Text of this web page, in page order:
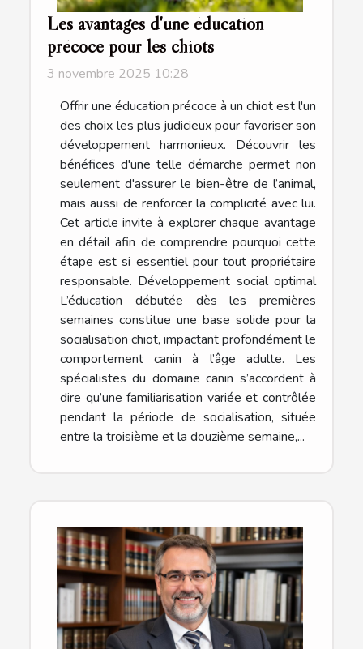
Les avantages d'une éducation
précoce pour les chiots
3 novembre 2025 10:28
Offrir une éducation précoce à un chiot est l'un
des choix les plus judicieux pour favoriser son
développement harmonieux. Découvrir les
bénéfices d'une telle démarche permet non
seulement d'assurer le bien-être de l’animal,
mais aussi de renforcer la complicité avec lui.
Cet article invite à explorer chaque avantage
en détail afin de comprendre pourquoi cette
étape est si essentiel pour tout propriétaire
responsable. Développement social optimal
L’éducation débutée dès les premières
semaines constitue une base solide pour la
socialisation chiot, impactant profondément le
comportement canin à l’âge adulte. Les
spécialistes du domaine canin s’accordent à
dire qu’une familiarisation variée et contrôlée
pendant la période de socialisation, située
entre la troisième et la douzième semaine,...